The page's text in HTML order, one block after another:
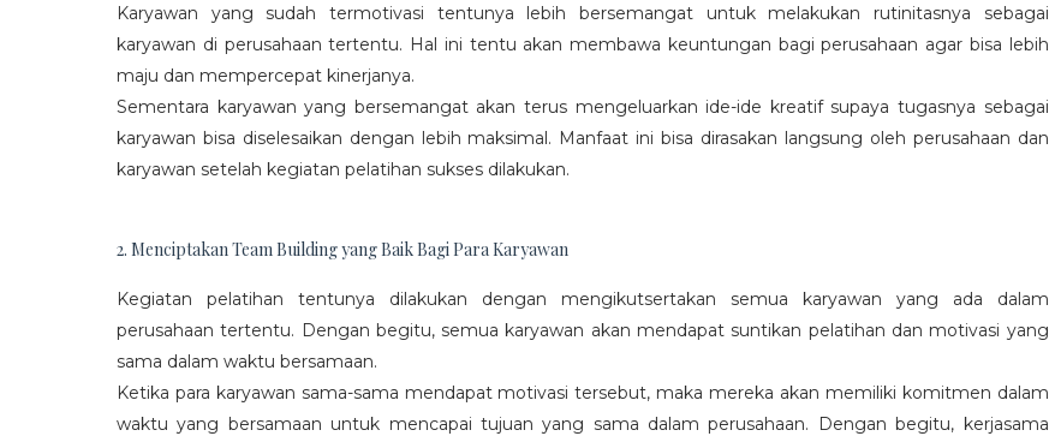
Karyawan yang sudah termotivasi tentunya lebih bersemangat untuk melakukan rutinitasnya sebagai
karyawan di perusahaan tertentu. Hal ini tentu akan membawa keuntungan bagi perusahaan agar bisa lebih
maju dan mempercepat kinerjanya.
Sementara karyawan yang bersemangat akan terus mengeluarkan ide-ide kreatif supaya tugasnya sebagai
karyawan bisa diselesaikan dengan lebih maksimal. Manfaat ini bisa dirasakan langsung oleh perusahaan dan
karyawan setelah kegiatan pelatihan sukses dilakukan.
2. Menciptakan Team Building yang Baik Bagi Para Karyawan
Kegiatan pelatihan tentunya dilakukan dengan mengikutsertakan semua karyawan yang ada dalam
perusahaan tertentu. Dengan begitu, semua karyawan akan mendapat suntikan pelatihan dan motivasi yang
sama dalam waktu bersamaan.
Ketika para karyawan sama-sama mendapat motivasi tersebut, maka mereka akan memiliki komitmen dalam
waktu yang bersamaan untuk mencapai tujuan yang sama dalam perusahaan. Dengan begitu, kerjasama